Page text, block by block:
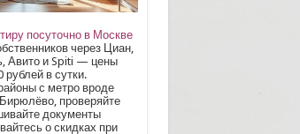
посуточно в Москве
через Циан,
Авито и Spiti — цены
рублей в сутки.
с метро вроде
проверяйте
документы
о скидках при